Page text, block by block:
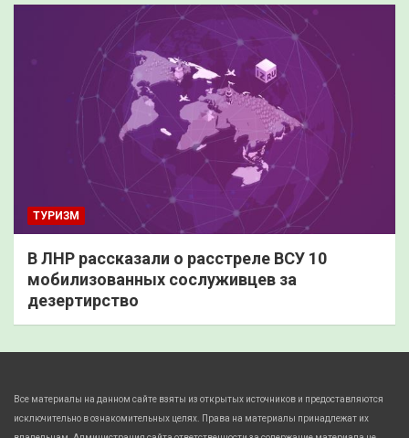
ТУРИЗМ
В ЛНР рассказали о расстреле ВСУ 10
мобилизованных сослуживцев за
дезертирство
Все материалы на данном сайте взяты из открытых источников и предоставляются
исключительно в ознакомительных целях. Права на материалы принадлежат их